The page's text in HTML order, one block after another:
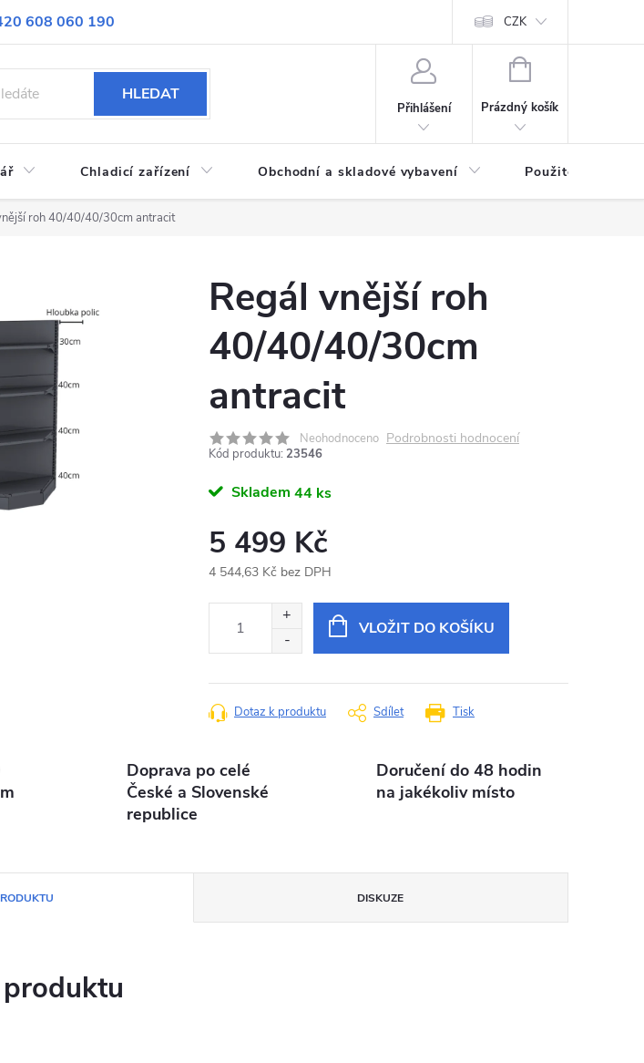
608 060 190
Obchodní podmínky CZK
HLEDAT
Přihlášení
NÁKUPNÍ
Prázdný košík
Chladicí zařízení Obchodní a skladové vybavení Použité
roh 40/40/40/30cm antracit
Regál vnější roh
40/40/40/30cm
antracit
Neohodnoceno Podrobnosti hodnocení
Kód produktu: 23546
Skladem 44 ks
5 499 Kč
4 544,63 Kč bez DPH
VLOŽIT DO KOŠÍKU
Tisk
Dotaz k produktu Sdílet
Doprava po celé
České a Slovenské
republice
Doručení do 48 hodin
na jakékoliv místo
DISKUZE